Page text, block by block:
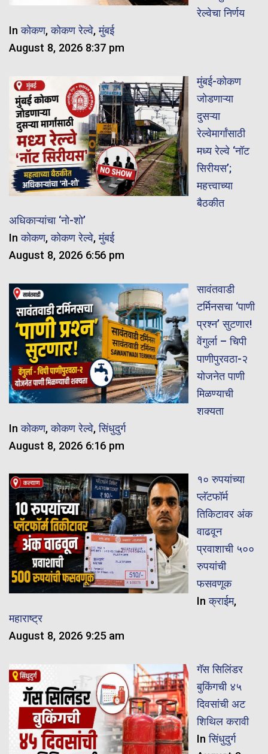
रेल्वेचा निर्णय
Inकोकण,कोकण रेल्वे,मुंबई
August 8, 2026 8:37 pm
मुंबई-कोकण
जोडणाऱ्या
दुसऱ्या
रेल्वेमार्गांसाठी
मध्य रेल्वे ‘नॉट
सिरीयस’;
महत्त्वाच्या
बैठकीत
अधिकाऱ्यांचा ‘नो-शो’
Inकोकण,कोकण रेल्वे,मुंबई
August 8, 2026 6:56 pm
सावंतवाडी
टर्मिनसचा ‘पाणी
प्रश्न’ सुटणार!
वेंगुर्ला – चिपी
पाणीपुरवठा-२
योजनेत पाणी
मिळण्याची
शक्यता
Inकोकण,कोकण रेल्वे,सिंधुदुर्ग
August 8, 2026 6:16 pm
१० रुपयांच्या
प्लॅटफॉर्म
तिकिटावर अंक
वाढवून
प्रवाशाची ५००
रुपयांची
फसवणूक
Inक्राईम,
महाराष्ट्र
August 8, 2026 9:25 am
गॅस सिलिंडर
बुकिंगची ४५
दिवसांची अट
शिथिल करावी
Inसिंधुदुर्ग